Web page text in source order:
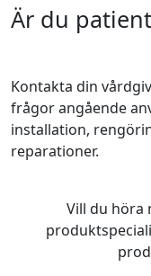
Är du
Kontakta din
frågor angående
installation,
reparationer.
Vill du höra